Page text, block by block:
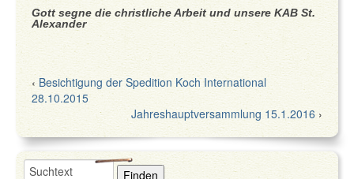
Gott segne die christliche Arbeit und unsere KAB St.
Alexander
‹Besichtigung der Spedition Koch International
28.10.2015
Jahreshauptversammlung 15.1.2016 ›